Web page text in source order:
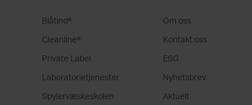
Blåtind®
Cleanline®
Private Label
Laboratorietjenester
Spylervæskeskolen
Om oss
Kontakt oss
ESG
Nyhetsbrev
Aktuelt